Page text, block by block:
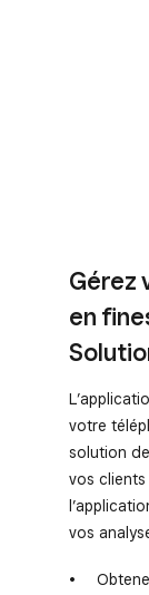
Gérez
en
votre
solution
vos
vos